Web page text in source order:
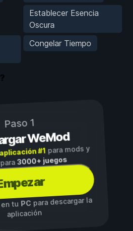
Establecer Esencia
Oscura
Congelar Tiempo
Paso 1
WeMod
aplicación #1para mods y
3000+ juegos
en tuPCpara descargar la
aplicación